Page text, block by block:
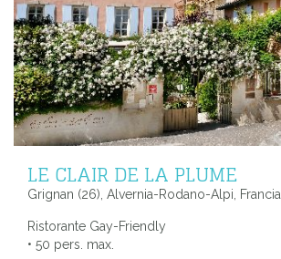
LE CLAIR DE LA PLUME
Grignan (26), Alvernia-Rodano-Alpi, Francia
Ristorante Gay-Friendly
• 50 pers. max.